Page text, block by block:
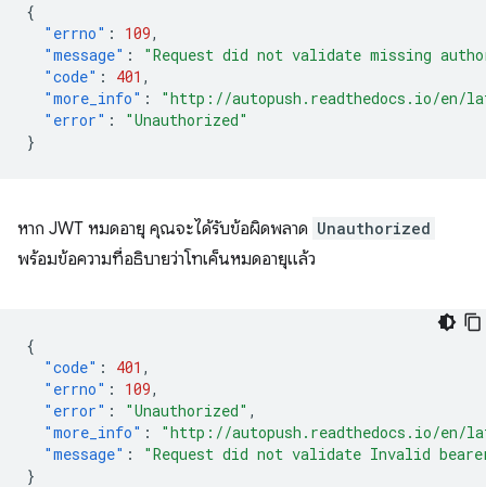
{
"errno" : 109,
"message" :
"Request did not validate missing
"code" : 401 ,
"more_info" :
"http://autopush.readthedocs.io/en/
"error" :
"Unauthorized"
}
หาก JWT หมดอายุ คุณจะได้รับข้อผิดพลาด Unauthorized
พร้อมข้อความที่อธิบายว่าโทเค็นหมดอายุแล้ว
{
"code" : 401 ,
"errno" : 109,
"error" : "Unauthorized" ,
"more_info" :
"http://autopush.readthedocs.io/en/
"message" :
"Request did not validate Invalid
}